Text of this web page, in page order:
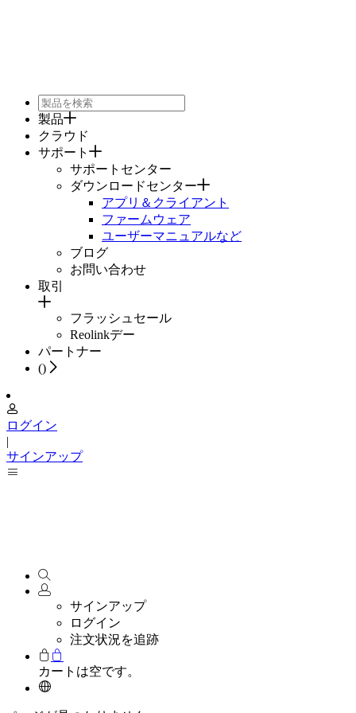
製品
クラウド
サポート
サポートセンター
ダウンロードセンター
アプリ＆クライアント
ファームウェア
ユーザーマニュアルなど
ブログ
お問い合わせ
取引
フラッシュセール
Reolinkデー
パートナー
()
ログイン
|
サインアップ
サインアップ
ログイン
注文状況を追跡
カートは空です。